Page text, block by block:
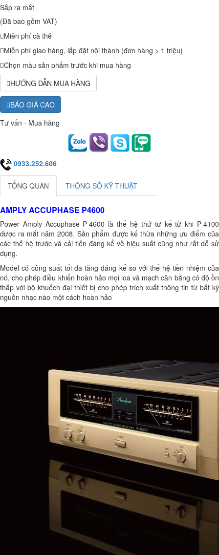
Sắp ra mắt
(Đã bao gồm VAT)
Miễn phí cà thẻ
Miễn phí giao hàng, lắp đặt nội thành (đơn hàng > 1 triệu)
Chọn màu sản phẩm trước khi mua hàng
HƯỚNG DẪN MUA HÀNG
BÁO GIÁ CAO
Tư vấn - Mua hàng
0933.252.606
TỔNG QUAN THÔNG SỐ KỸ THUẬT
AMPLY ACCUPHASE P4600
Power Amply Accuphase P-4600 là thế hệ thứ tư kể từ khi P-4100
được ra mắt năm 2008. Sản phẩm được kế thừa những ưu điểm của
các thế hệ trước và cải tiến đáng kể về hiệu suất cũng như rất dễ sử
dụng.
Model có công suất tối đa tăng đáng kể so với thế hệ tiền nhiệm của
nó, cho phép điều khiển hoàn hảo mọi loa và mạch cân bằng có độ ồn
thấp với bộ khuếch đại thiết bị cho phép trích xuất thông tin từ bất kỳ
nguồn nhạc nào một cách hoàn hảo